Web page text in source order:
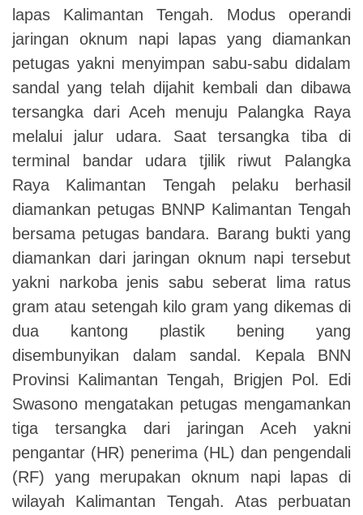
lapas Kalimantan Tengah. Modus operandi
jaringan oknum napi lapas yang diamankan
petugas yakni menyimpan sabu-sabu didalam
sandal yang telah dijahit kembali dan dibawa
tersangka dari Aceh menuju Palangka Raya
melalui jalur udara. Saat tersangka tiba di
terminal bandar udara tjilik riwut Palangka
Raya Kalimantan Tengah pelaku berhasil
diamankan petugas BNNP Kalimantan Tengah
bersama petugas bandara. Barang bukti yang
diamankan dari jaringan oknum napi tersebut
yakni narkoba jenis sabu seberat lima ratus
gram atau setengah kilo gram yang dikemas di
dua kantong plastik bening yang
disembunyikan dalam sandal. Kepala BNN
Provinsi Kalimantan Tengah, Brigjen Pol. Edi
Swasono mengatakan petugas mengamankan
tiga tersangka dari jaringan Aceh yakni
pengantar (HR) penerima (HL) dan pengendali
(RF) yang merupakan oknum napi lapas di
wilayah Kalimantan Tengah. Atas perbuatan